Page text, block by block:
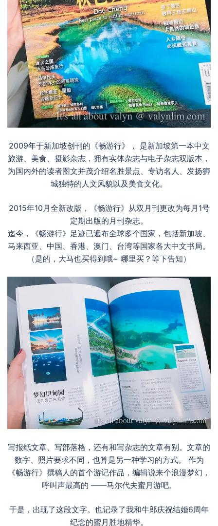
2009年于新加坡创刊的《畅游行》， 是新加坡第一本中文
旅游、美食、摄影杂志，拥有实体杂志与电子杂志双版本，
为国内外的读者图文并茂介绍名胜景点、专访名人、发扬狮
城独特的人文风貌以及美食文化。
2015年10月全新改版，《畅游行》从双月刊更改为每月1号
定期出版的月刊杂志。
迄今，《畅游行》足迹已遍布全球多个国家，包括新加坡、
马来西亚、中国、香港、澳门、台湾等国家各大中文书局。
（是的，大马也买得到哦~ 哪里买？等下告知）
写报纸文章、写部落格，还有和写杂志的文章有别。文章的
数字、照片要求不同，也算是另一种学习的方式。 作为
《畅游行》撰稿人的首个游记作品，编辑说来个浪漫梦幻，
呼叫声最高的 ——马尔代夫蜜月游吧。
于是，出现了这段文字。也记录了我和牛郎庆祝结婚6周年
纪念的蜜月胜地精华。